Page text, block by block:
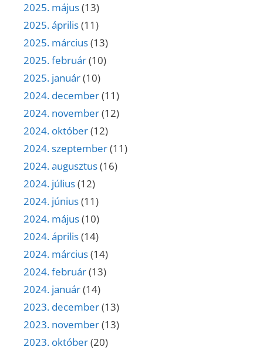
2025. május(13)
2025. április(11)
2025. március(13)
2025. február(10)
2025. január(10)
2024. december(11)
2024. november(12)
2024. október(12)
2024. szeptember(11)
2024. augusztus(16)
2024. július(12)
2024. június(11)
2024. május(10)
2024. április(14)
2024. március(14)
2024. február(13)
2024. január(14)
2023. december(13)
2023. november(13)
2023. október(20)